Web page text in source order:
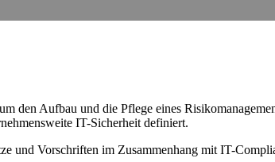
den Aufbau und die Pflege eines
IT-Sicherheit definiert.
und Vorschriften im Zusammenhang mit IT-